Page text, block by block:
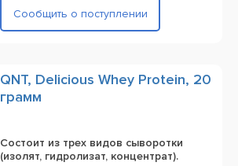
Сообщить о поступлении
QNT, Delicious Whey Protein, 20
грамм
Состоит из трех видов сыворотки
(изолят, гидролизат, концентрат).